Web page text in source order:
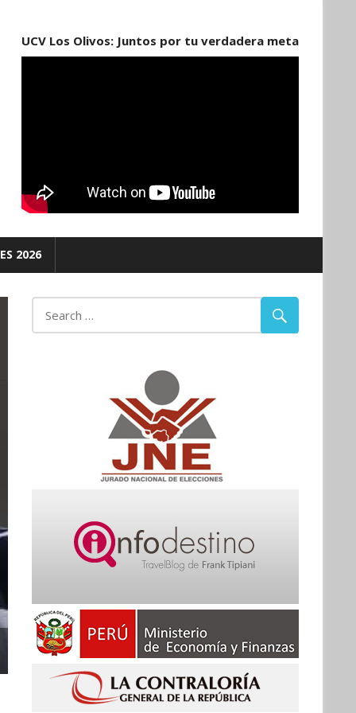
UCV Los Olivos: Juntos por tu verdadera meta
2026